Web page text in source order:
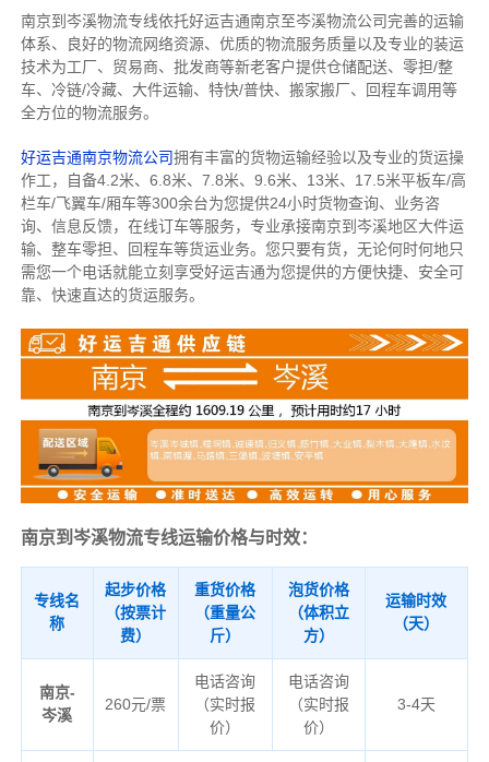
南京到岑溪物流专线依托好运吉通南京至岑溪物流公司完善的运输
体系、良好的物流网络资源、优质的物流服务质量以及专业的装运
技术为工厂、贸易商、批发商等新老客户提供仓储配送、零担/整
车、冷链/冷藏、大件运输、特快/普快、搬家搬厂、回程车调用等
全方位的物流服务。
好运吉通南京物流公司拥有丰富的货物运输经验以及专业的货运操
作工，自备4.2米、6.8米、7.8米、9.6米、13米、17.5米平板车/高
栏车/飞翼车/厢车等300余台为您提供24小时货物查询、业务咨
询、信息反馈，在线订车等服务， 专业承接南京到岑溪地区大件运
输、整车零担、回程车等货运业务。 您只要有货，无论何时何地只
需您一个电话就能立刻享受好运吉通为您提供的方便快捷、安全可
靠、快速直达的货运服务。
南京到岑溪物流专线运输价格与时效：
专线名
称
起步价格
（按票计
费）
重货价格
（重量公
斤）
泡货价格
（体积立
方）
运输时效
（天）
南京-
岑溪
260元/票
电话咨询
（实时报
价）
电话咨询
（实时报
价）
3-4天